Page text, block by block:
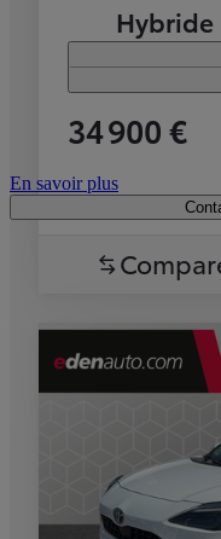
Hybride
34 900 €
En savoir plus